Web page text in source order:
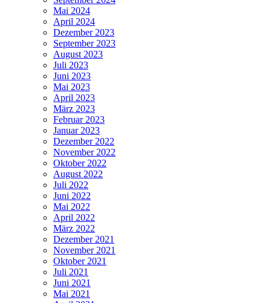
Mai 2024
April 2024
Dezember 2023
September 2023
August 2023
Juli 2023
Juni 2023
Mai 2023
April 2023
März 2023
Februar 2023
Januar 2023
Dezember 2022
November 2022
Oktober 2022
August 2022
Juli 2022
Juni 2022
Mai 2022
April 2022
März 2022
Dezember 2021
November 2021
Oktober 2021
Juli 2021
Juni 2021
Mai 2021